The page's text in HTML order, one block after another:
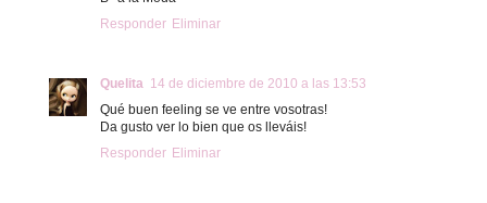
Responder Eliminar
Quelita 14 de diciembre de 2010 a las 13:53
Qué buen feeling se ve entre vosotras!
Da gusto ver lo bien que os lleváis!
Responder Eliminar